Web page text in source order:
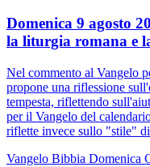
Domenica 9 agosto
la liturgia romana e
Nel commento al Vangelo
propone una riflessione
tempesta, riflettendo
per il Vangelo del
riflette invece sullo "stile"
Vangelo Bibbia Domenica